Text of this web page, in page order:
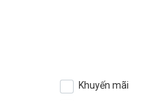
Khuyến mãi